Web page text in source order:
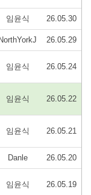
임윤식 26.05.30
26.05.29
임윤식 26.05.24
임윤식 26.05.22
임윤식 26.05.21
Danle 26.05.20
임윤식 26.05.19